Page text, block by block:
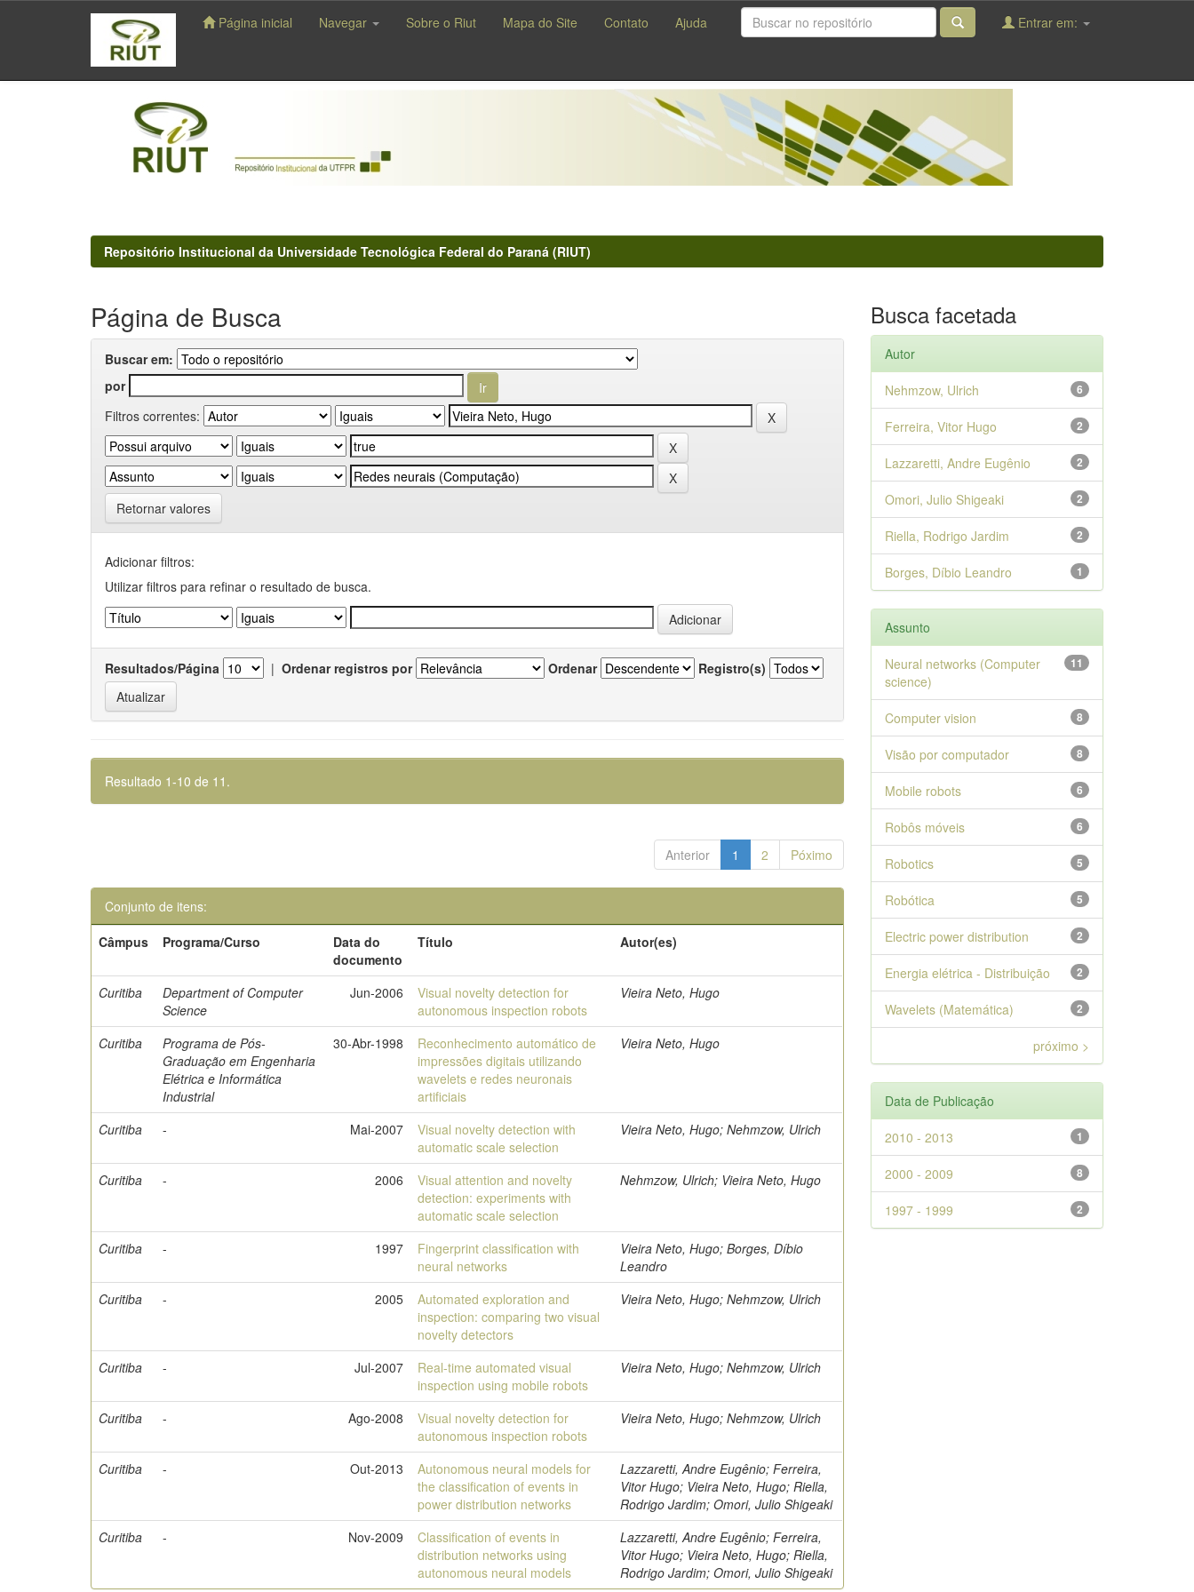
navigation
Página inicial Navegar Sobre o Riut Mapa do Site Contato Ajuda Entrar em:
Repositório Institucional da Universidade Tecnológica Federal do Paraná (RIUT)
Página de Busca
Buscar em:
por
Filtros correntes:
Retornar valores
Adicionar filtros:
Utilizar filtros para refinar o resultado de busca.
Resultados/Página | Ordenar registros por Ordenar Registro(s)
Resultado 1-10 de 11.
Anterior 1 2 Póximo
Conjunto de itens:
Câmpus
Programa/Curso
Data do
documento
Título Autor(es)
Curitiba
Department of Computer
Science
Jun-2006
Visual novelty detection for
autonomous inspection robots
Vieira Neto, Hugo
Curitiba
Programa de Pós-
Graduação em Engenharia
Elétrica e Informática
Industrial
30-Abr-1998
Reconhecimento automático de
impressões digitais utilizando
wavelets e redes neuronais
artificiais
Vieira Neto, Hugo
Curitiba - Mai-2007
Visual novelty detection with
automatic scale selection
Vieira Neto, Hugo; Nehmzow, Ulrich
Curitiba - 2006
Visual attention and novelty
detection: experiments with
automatic scale selection
Nehmzow, Ulrich; Vieira Neto, Hugo
Curitiba - 1997
Fingerprint classification with
neural networks
Vieira Neto, Hugo; Borges, Díbio
Leandro
Curitiba
- 2005
Automated exploration and
inspection: comparing two visual
novelty detectors
Vieira Neto, Hugo; Nehmzow, Ulrich
Curitiba - Jul-2007
Real-time automated visual
inspection using mobile robots
Vieira Neto, Hugo; Nehmzow, Ulrich
Curitiba - Ago-2008
Visual novelty detection for
autonomous inspection robots
Vieira Neto, Hugo; Nehmzow, Ulrich
Curitiba - Out-2013
Autonomous neural models for
the classification of events in
power distribution networks
Lazzaretti, Andre Eugênio; Ferreira,
Vitor Hugo; Vieira Neto, Hugo; Riella,
Rodrigo Jardim; Omori, Julio Shigeaki
Curitiba
- Nov-2009
Classification of events in
distribution networks using
autonomous neural models
Lazzaretti, Andre Eugênio; Ferreira,
Vitor Hugo; Vieira Neto, Hugo; Riella,
Rodrigo Jardim; Omori, Julio Shigeaki
Busca facetada
Autor
6
Nehmzow, Ulrich
2
Ferreira, Vitor Hugo
2
Lazzaretti, Andre Eugênio
2
Omori, Julio Shigeaki
2
Riella, Rodrigo Jardim
1
Borges, Díbio Leandro
Assunto
11
Neural networks (Computer
science)
8
Computer vision
8
Visão por computador
6
Mobile robots
6
Robôs móveis
5
Robotics
5
Robótica
2
Electric power distribution
2
Energia elétrica - Distribuição
2
Wavelets (Matemática)
próximo >
Data de Publicação
1
2010 - 2013
8
2000 - 2009
2
1997 - 1999